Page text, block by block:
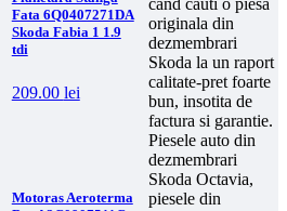
Fata 6Q0407271DA
Skoda Fabia 1 1.9
tdi
209.00 lei
Motoras Aeroterma
cand cauti o piesa
originala din
dezmembrari
Skoda la un raport
calitate-pret foarte
bun, insotita de
factura si garantie.
Piesele auto din
dezmembrari
Skoda Octavia,
piesele din